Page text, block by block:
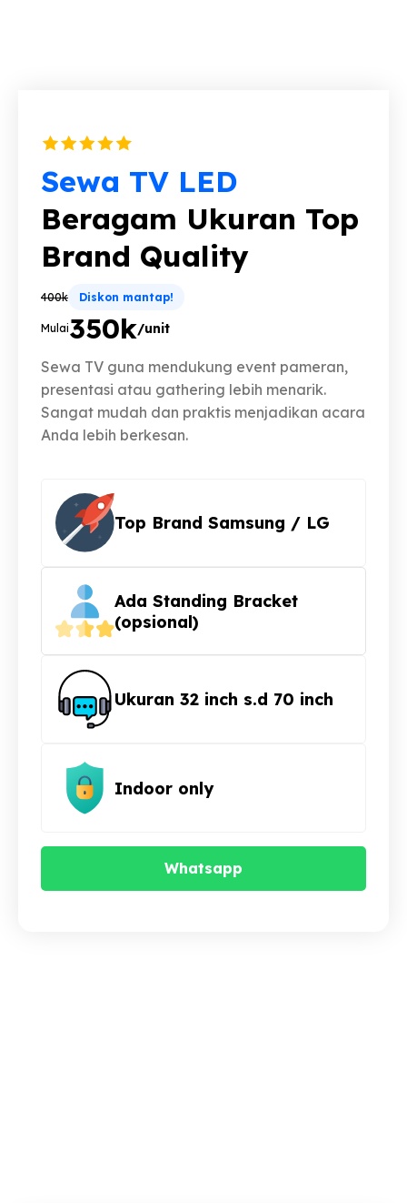
Sewa TV LED
Beragam Ukuran Top
Brand Quality
400k Diskon mantap!
Mulai350k/unit
Sewa TV guna mendukung event pameran,
presentasi atau gathering lebih menarik.
Sangat mudah dan praktis menjadikan acara
Anda lebih berkesan.
Top Brand Samsung / LG
Ada Standing Bracket
(opsional)
Ukuran 32 inch s.d 70 inch
Indoor only
Whatsapp